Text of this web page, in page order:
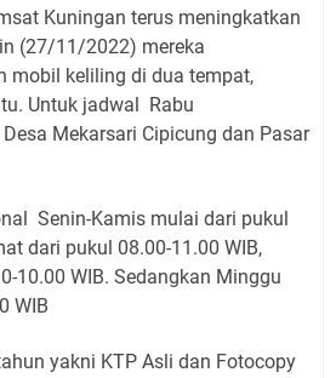
Kuningan terus meningkatkan
(27/11/2022) mereka
mobil keliling di dua tempat,
Untuk jadwal Rabu
Mekarsari Cipicung dan Pasar
Senin-Kamis mulai dari pukul
dari pukul 08.00-11.00 WIB,
10.00 WIB. Sedangkan Minggu
WIB
yakni KTP Asli dan Fotocopy